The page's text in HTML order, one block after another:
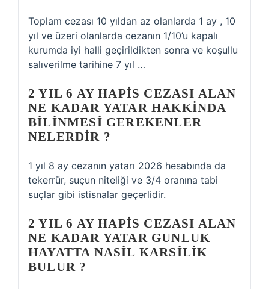
Toplam cezası 10 yıldan az olanlarda 1 ay , 10
yıl ve üzeri olanlarda cezanın 1/10’u kapalı
kurumda iyi halli geçirildikten sonra ve koşullu
salıverilme tarihine 7 yıl …
2 YIL 6 AY HAPIS CEZASI ALAN
NE KADAR YATAR HAKKINDA
BILINMESI GEREKENLER
NELERDIR ?
1 yıl 8 ay cezanın yatarı 2026 hesabında da
tekerrür, suçun niteliği ve 3/4 oranına tabi
suçlar gibi istisnalar geçerlidir.
2 YIL 6 AY HAPIS CEZASI ALAN
NE KADAR YATAR GUNLUK
HAYATTA NASIL KARSILIK
BULUR ?